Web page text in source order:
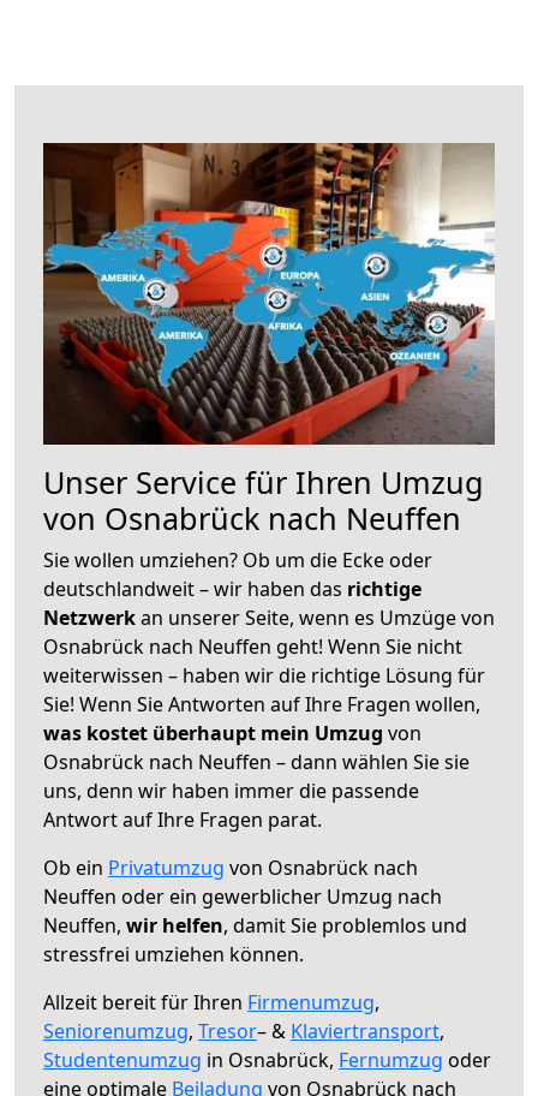
Unser Service für Ihren Umzug
von Osnabrück nach Neuffen
Sie wollen umziehen? Ob um die Ecke oder
deutschlandweit – wir haben das richtige
Netzwerkan unserer Seite, wenn es Umzüge von
Osnabrück nach Neuffen geht! Wenn Sie nicht
weiterwissen – haben wir die richtige Lösung für
Sie! Wenn Sie Antworten auf Ihre Fragen wollen,
was kostet überhaupt mein Umzug von
Osnabrück nach Neuffen – dann wählen Sie sie
uns, denn wir haben immer die passende
Antwort auf Ihre Fragen parat.
Ob ein Privatumzug von Osnabrück nach
Neuffen oder ein gewerblicher Umzug nach
Neuffen, wir helfen, damit Sie problemlos und
stressfrei umziehen können.
Allzeit bereit für Ihren Firmenumzug,
Seniorenumzug, Tresor– & Klaviertransport,
Studentenumzug in Osnabrück, Fernumzug oder
eine optimale Beiladung von Osnabrück nach